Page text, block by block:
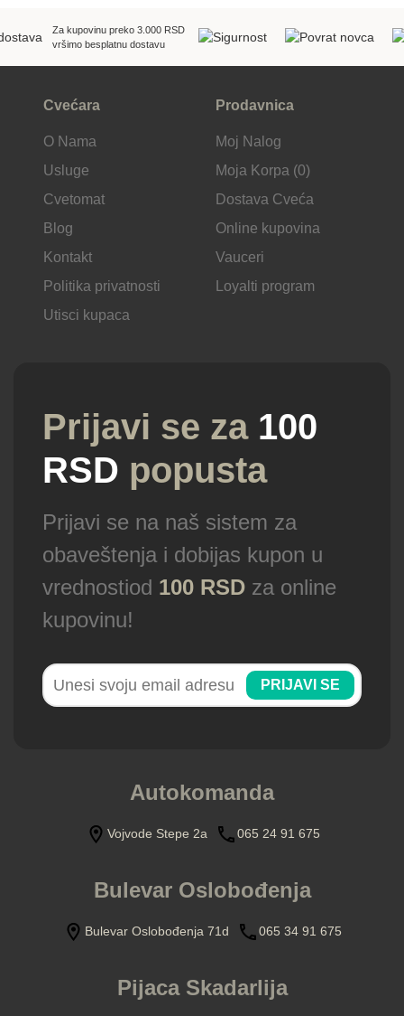
Za kupovinu preko 3.000 RSD
vršimo besplatnu dostavu
Cvećara
O Nama
Usluge
Cvetomat
Blog
Kontakt
Politika privatnosti
Utisci kupaca
Prodavnica
Moj Nalog
Moja Korpa (0)
Dostava Cveća
Online kupovina
Vauceri
Loyalti program
Prijavi se za 100
RSD popusta
Prijavi se na naš sistem za
obaveštenja i dobijas kupon u
vrednostiod 100 RSD za online
kupovinu!
PRIJAVI SE
Autokomanda
Vojvode Stepe 2a 065 24 91 675
Bulevar Oslobođenja
Bulevar Oslobođenja 71d 065 34 91 675
Pijaca Skadarlija